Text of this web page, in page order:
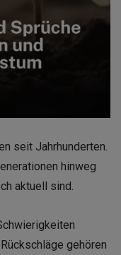
seit Jahrhunderten.
hinweg
aktuell sind.
gehören